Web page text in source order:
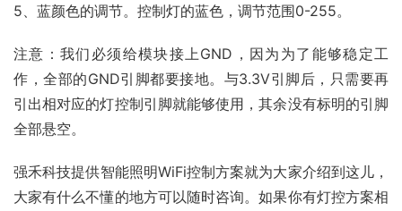
5、蓝颜色的调节。控制灯的蓝色，调节范围0-255。
注意：我们必须给模块接上GND，因为为了能够稳定工
作，全部的GND引脚都要接地。与3.3V引脚后，只需要再
引出相对应的灯控制引脚就能够使用，其余没有标明的引脚
全部悬空。
强禾科技提供智能照明WiFi控制方案就为大家介绍到这儿，
大家有什么不懂的地方可以随时咨询。如果你有灯控方案相